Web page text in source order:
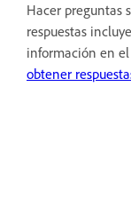
Hacer preguntas
respuestas
información en el
obtener